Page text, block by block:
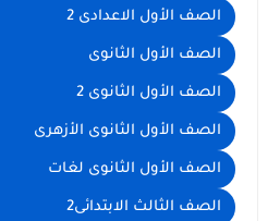
الصف الأول الاعدادى 2
الصف الأول الثانوى
الصف الأول الثانوى 2
الصف الأول الثانوى الأزهرى
الصف الأول الثانوى لغات
الصف الثالث الابتدائى2